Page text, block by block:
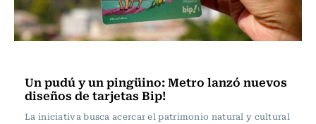
Un pudú y un pingüino: Metro lanzó nuevos
diseños de tarjetas Bip!
La iniciativa busca acercar el patrimonio natural y cultural